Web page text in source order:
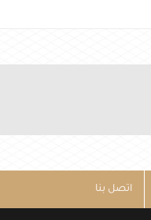
اتصل بنا